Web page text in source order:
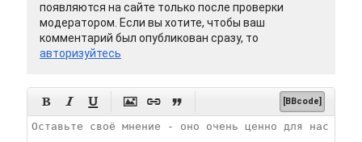
появляются на сайте только после проверки
модератором. Если вы хотите, чтобы ваш
комментарий был опубликован сразу, то
авторизуйтесь
      [BBcode]